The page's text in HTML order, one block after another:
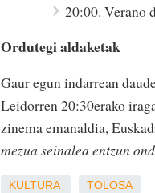
20:00. Verano
Ordutegi aldaketak
Gaur egun indarrean
Leidorren 20:30erako
zinema emanaldia,
mezua seinalea entzun
KULTURA TOLOSA